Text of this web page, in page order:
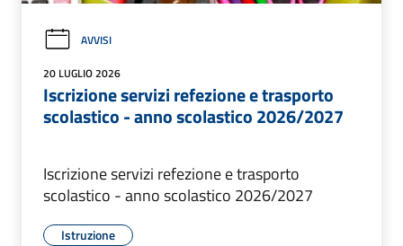
AVVISI
20 LUGLIO 2026
Iscrizione servizi refezione e trasporto
scolastico - anno scolastico 2026/2027
Iscrizione servizi refezione e trasporto
scolastico - anno scolastico 2026/2027
Istruzione